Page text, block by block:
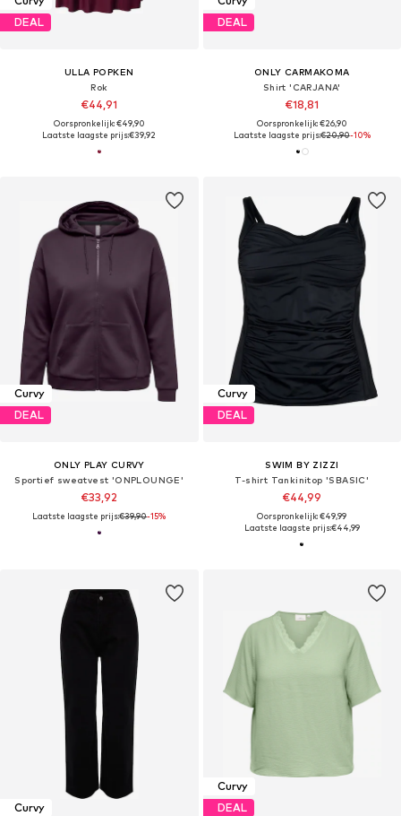
DEAL
ULLA POPKEN
Rok
€44,91
Oorspronkelijk: €49,90
Laatste laagste prijs:€39,92
DEAL
ONLY CARMAKOMA
Shirt 'CARJANA'
€18,81
Oorspronkelijk: €26,90
Laatste laagste prijs:€20,90-10%
Curvy
DEAL
ONLY PLAY CURVY
Sportief sweatvest 'ONPLOUNGE'
€33,92
Laatste laagste prijs:€39,90-15%
Curvy
DEAL
SWIM BY ZIZZI
T-shirt Tankinitop 'SBASIC'
€44,99
Oorspronkelijk: €49,99
Laatste laagste prijs:€44,99
Curvy
Curvy
DEAL